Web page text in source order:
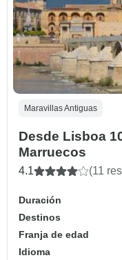
Maravillas Antiguas
Desde Lisboa
Marruecos
4.1 (11
Duración
Destinos
Franja de edad
Idioma